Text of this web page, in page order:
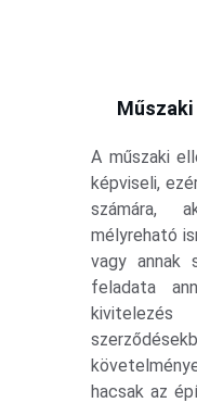
A műszaki
képviseli,
számára,
mélyreható
vagy annak
feladata
hacsak az